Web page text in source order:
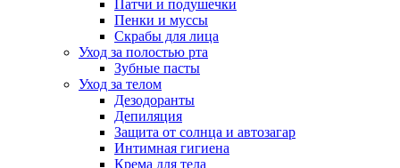
Патчи и подушечки
Пенки и муссы
Скрабы для лица
Уход за полостью рта
Зубные пасты
Уход за телом
Дезодоранты
Депиляция
Защита от солнца и автозагар
Интимная гигиена
Крема для тела